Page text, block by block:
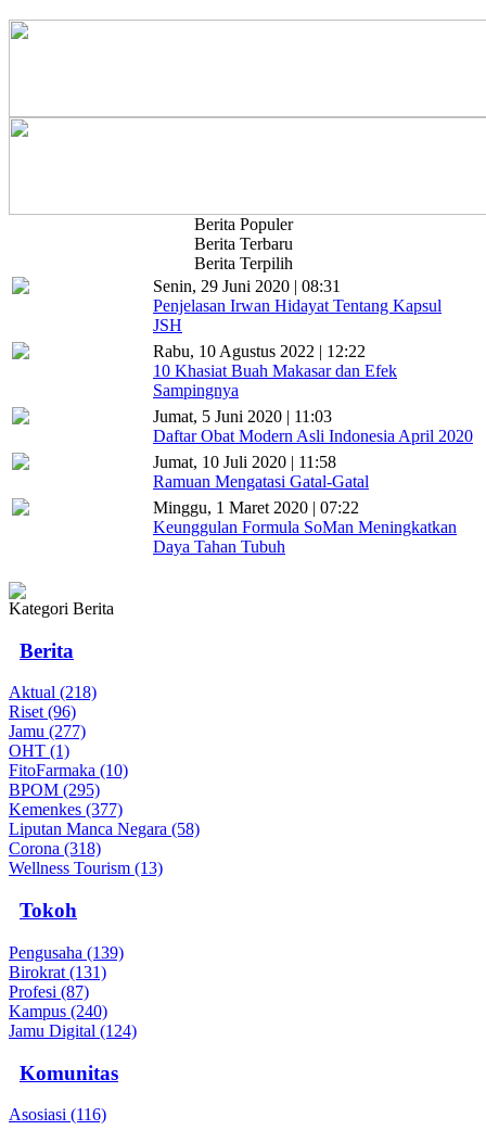
Berita Populer
Berita Terbaru
Berita Terpilih
Senin, 29 Juni 2020 | 08:31
Penjelasan Irwan Hidayat Tentang Kapsul
JSH
Rabu, 10 Agustus 2022 | 12:22
10 Khasiat Buah Makasar dan Efek
Sampingnya
Jumat, 5 Juni 2020 | 11:03
Daftar Obat Modern Asli Indonesia April 2020
Jumat, 10 Juli 2020 | 11:58
Ramuan Mengatasi Gatal-Gatal
Minggu, 1 Maret 2020 | 07:22
Keunggulan Formula SoMan Meningkatkan
Daya Tahan Tubuh
Kategori Berita
Berita
Aktual (218)
Riset (96)
Jamu (277)
OHT (1)
FitoFarmaka (10)
BPOM (295)
Kemenkes (377)
Liputan Manca Negara (58)
Corona (318)
Wellness Tourism (13)
Tokoh
Pengusaha (139)
Birokrat (131)
Profesi (87)
Kampus (240)
Jamu Digital (124)
Komunitas
Asosiasi (116)